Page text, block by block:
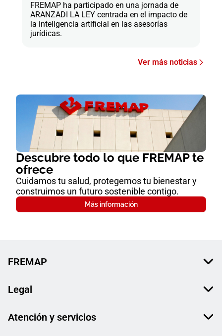
FREMAP ha participado en una jornada de
ARANZADI LA LEY centrada en el impacto de
la inteligencia artificial en las asesorías
jurídicas.
Ver más noticias
Descubre todo lo que FREMAP te
ofrece
Cuidamos tu salud, protegemos tu bienestar y
construimos un futuro sostenible contigo.
Más información
FREMAP
Legal
Atención y servicios